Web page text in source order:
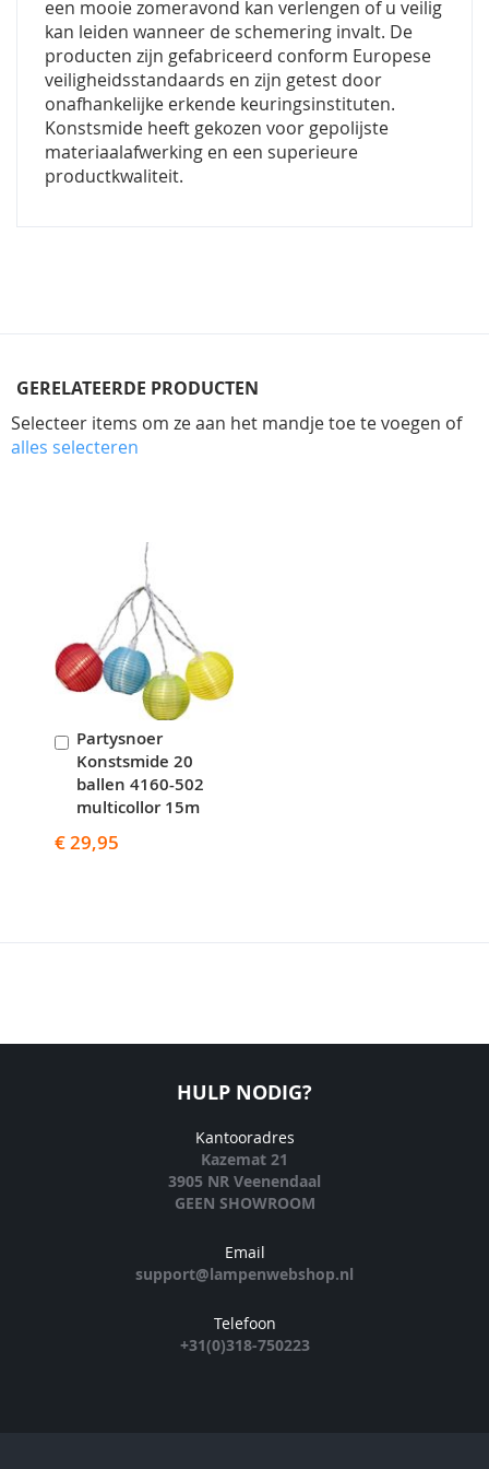
een mooie zomeravond kan verlengen of u veilig
kan leiden wanneer de schemering invalt. De
producten zijn gefabriceerd conform Europese
veiligheidsstandaards en zijn getest door
onafhankelijke erkende keuringsinstituten.
Konstsmide heeft gekozen voor gepolijste
materiaalafwerking en een superieure
productkwaliteit.
GERELATEERDE PRODUCTEN
Selecteer items om ze aan het mandje toe te voegen of
alles selecteren
Partysnoer
Konstsmide 20
ballen 4160-502
multicollor 15m
€ 29,95
In
Winkelwagen
HULP NODIG?
Kantooradres
Kazemat 21
3905 NR Veenendaal
GEEN SHOWROOM
Email
support@lampenwebshop.nl
Telefoon
+31(0)318-750223